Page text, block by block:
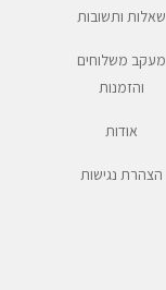
שאלות ותשובות
מעקב משלוחים
והזמנות
אודות
הצהרת נגישות